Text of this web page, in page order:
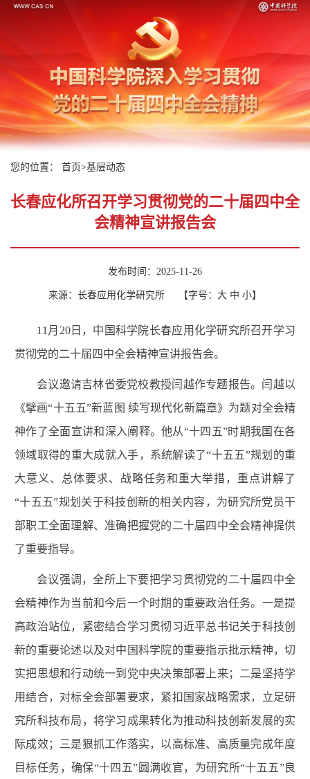
您的位置： 首页>基层动态
长春应化所召开学习贯彻党的二十届四中全
会精神宣讲报告会
发布时间：2025-11-26
来源：长春应用化学研究所 【字号： 大 中 小】
11月20日，中国科学院长春应用化学研究所召开学习
贯彻党的二十届四中全会精神宣讲报告会。
会议邀请吉林省委党校教授闫越作专题报告。 闫越以
《擘画“十五五”新蓝图 续写现代化新篇章》为题对全会精
神作了全面宣讲和深入阐释。他从“十四五”时期我国在各
领域取得的重大成就入手，系统解读了“十五五”规划的重
大意义、总体要求、战略任务和重大举措，重点讲解了
“十五五”规划关于科技创新的相关内容，为研究所党员干
部职工全面理解、准确把握党的二十届四中全会精神提供
了重要指导。
会议强调，全所上下要把学习贯彻党的二十届四中全
会精神作为当前和今后一个时期的重要政治任务。一是提
高政治站位，紧密结合学习贯彻习近平总书记关于科技创
新的重要论述以及对中国科学院的重要指示批示精神，切
实把思想和行动统一到党中央决策部署上来；二是坚持学
用结合，对标全会部署要求，紧扣国家战略需求，立足研
究所科技布局，将学习成果转化为推动科技创新发展的实
际成效；三是狠抓工作落实，以高标准、高质量完成年度
目标任务，确保“十四五”圆满收官，为研究所“十五五”良